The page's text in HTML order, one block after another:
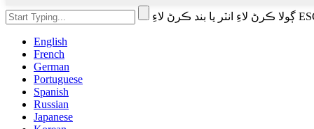
English
French
German
Portuguese
Spanish
Russian
Japanese